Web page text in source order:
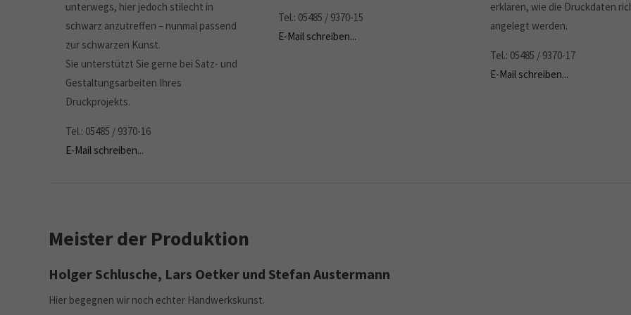
unterwegs, hier jedoch stilecht in
schwarz anzutreffen – nunmal passend
zur schwarzen Kunst.
Sie unterstützt Sie gerne bei Satz- und
Gestaltungsarbeiten Ihres
Druckprojekts.
Tel.: 05485 / 9370-16
E-Mail schreiben...
Tel.: 05485 / 9370-15
E-Mail schreiben...
erklären, wie die Druckdaten
angelegt werden.
Tel.: 05485 / 9370-17
E-Mail schreiben...
Meister der Produktion
Holger Schlusche, Lars Oetker und Stefan Austermann
Hier begegnen wir noch echter Handwerkskunst.